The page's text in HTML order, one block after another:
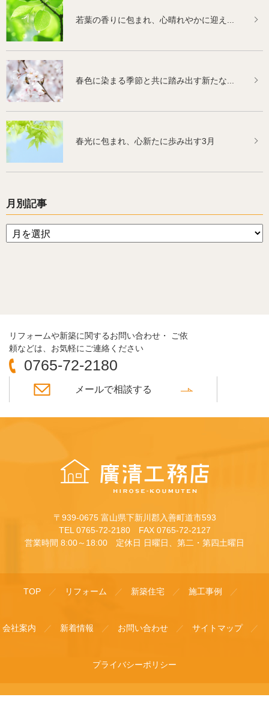
若葉の香りに包まれ、心晴れやかに迎え...
春色に染まる季節と共に踏み出す新たな...
春光に包まれ、心新たに歩み出す3月
月別記事
リフォームや新築に関するお問い合わせ・ ご依
頼などは、お気軽にご連絡ください
0765-72-2180
メールで相談する
〒939-0675 富山県下新川郡入善町道市593
TEL 0765-72-2180 FAX 0765-72-2127
営業時間 8:00～18:00 定休日 日曜日、第二・第四土曜日
TOP リフォーム 新築住宅 施工事例
会社案内 新着情報 お問い合わせ サイトマップ
プライバシーポリシー